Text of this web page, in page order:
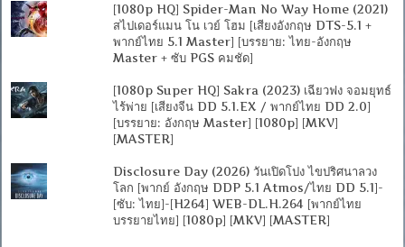
[1080p HQ] Spider-Man No Way Home (2021)
สไปเดอร์แมน โน เวย์ โฮม [เสียงอังกฤษ DTS-5.1 +
พากย์ไทย 5.1 Master] [บรรยาย: ไทย-อังกฤษ
Master + ซับ PGS คมชัด]
[1080p Super HQ] Sakra (2023) เฉียวฟง จอมยุทธ์
ไร้พ่าย [เสียงจีน DD 5.1.EX / พากย์ไทย DD 2.0]
[บรรยาย: อังกฤษ Master] [1080p] [MKV]
[MASTER]
Disclosure Day (2026) วันเปิดโปง ไขปริศนาลวง
โลก [พากย์ อังกฤษ DDP 5.1 Atmos/ไทย DD 5.1]-
[ซับ: ไทย]-[H264] WEB-DL.H.264 [พากย์ไทย
บรรยายไทย] [1080p] [MKV] [MASTER]